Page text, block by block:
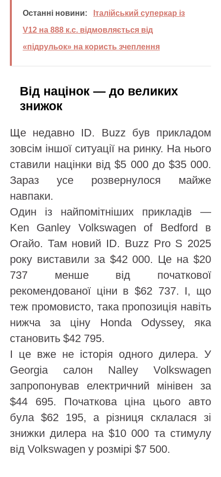
Останні новини:
Італійський суперкар із
V12 на 888 к.с. відмовляється від
«підрульок» на користь зчеплення
Від націнок — до великих
знижок
Ще недавно ID. Buzz був прикладом
зовсім іншої ситуації на ринку. На нього
ставили націнки від $5 000 до $35 000.
Зараз усе розвернулося майже
навпаки.
Один із найпомітніших прикладів —
Ken Ganley Volkswagen of Bedford в
Огайо. Там новий ID. Buzz Pro S 2025
року виставили за $42 000. Це на $20
737 менше від початкової
рекомендованої ціни в $62 737. І, що
теж промовисто, така пропозиція навіть
нижча за ціну Honda Odyssey, яка
становить $42 795.
І це вже не історія одного дилера. У
Georgia салон Nalley Volkswagen
запропонував електричний мінівен за
$44 695. Початкова ціна цього авто
була $62 195, а різниця склалася зі
знижки дилера на $10 000 та стимулу
від Volkswagen у розмірі $7 500.